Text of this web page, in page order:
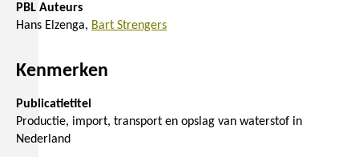
PBL Auteurs
Hans Elzenga
Bart Strengers
Kenmerken
Publicatietitel
Productie, import, transport en opslag van waterstof in
Nederland